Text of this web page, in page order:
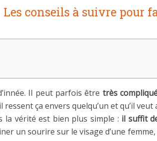
Les conseils à suivre pour
Il peut parfois être très
ressent ça envers quelqu’un et qu’il
la vérité est bien plus simple : il suffit
un sourire sur le visage d’une